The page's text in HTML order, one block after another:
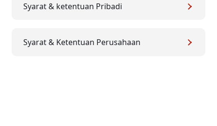
Syarat & ketentuan Pribadi
Syarat & Ketentuan Perusahaan